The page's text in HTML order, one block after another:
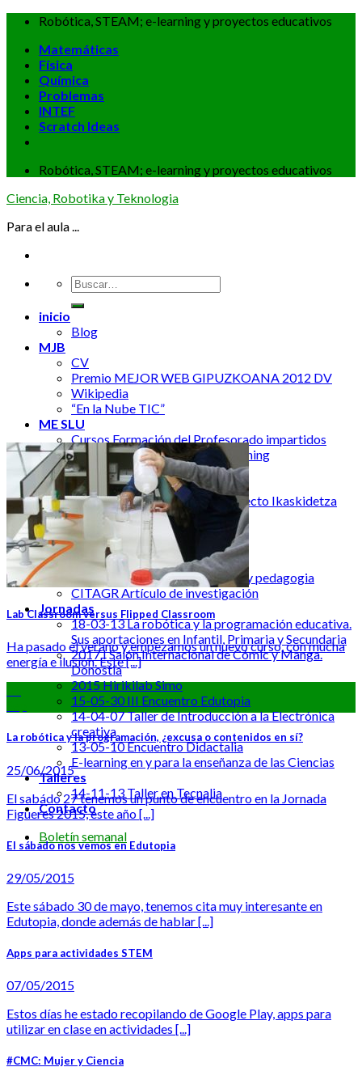
Skip
content
Robótica, STEAM; e-learning y proyectos educativos
Matemáticas
Física
Química
Problemas
INTEF
Scratch Ideas
Robótica, STEAM; e-learning y proyectos educativos
Ciencia, Robotika y Teknologia
Para el aula ...
inicio
Blog
MJB
CV
Premio MEJOR WEB GIPUZKOANA 2012 DV
Wikipedia
“En la Nube TIC”
ME SLU
Cursos Formación del Profesorado impartidos
Oferta de Cursos STEAM | Learning
Proyectos
Ikaskidetza Sarea
2013-2014 Memoria final Proyecto Ikaskidetza
Sarea
Fotos E&P Sarea
Canal de Youtube de E&P Sarea
Publicaciones
13-08-05 revista comunicación y pedagogia
CITAGR Artículo de investigación
Jornadas
18-03-13 La robótica y la programación educativa.
Sus aportaciones en Infantil, Primaria y Secundaria
2017 I Salón Internacional de Cómic y Manga.
Donostia
2015 Hirikilab Simo
15-05-30 III Encuentro Edutopia
14-04-07 Taller de Introducción a la Electrónica
creativa
13-05-10 Encuentro Didactalia
E-learning en y para la enseñanza de las Ciencias
Talleres
14-11-13 Taller en Tecnalia
Contacto
Boletín semanal
Lab Classroom versus Flipped Classroom
Ha pasado el verano y empezamos un nuevo curso, con mucha
energía e ilusión. Este [...]
La robótica y la programación, ¿excusa o contenidos en sí?
25/06/2015
El sabádo 27 tenemos un punto de encuentro en la Jornada
Figueres 2015, este año [...]
El sábado nos vemos en Edutopia
29/05/2015
Este sábado 30 de mayo, tenemos cita muy interesante en
Edutopia, donde además de hablar [...]
Apps para actividades STEM
07/05/2015
Estos días he estado recopilando de Google Play, apps para
utilizar en clase en actividades [...]
#CMC: Mujer y Ciencia